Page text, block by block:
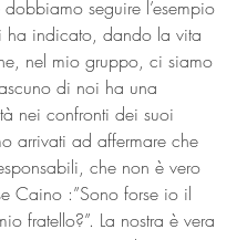
seguire l’esempio
ha indicato, dando la vita
nel mio gruppo, ci siamo
di noi ha una
nei confronti dei suoi
arrivati ad affermare che
che non è vero
Caino :”Sono forse io il
fratello?”. La nostra è vera